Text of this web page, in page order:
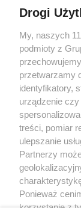
Żaden utwór
rozpowszechniany
tym także
eksploatacji w
bez pisemnej
wykorzystanie
bez właściwej
prawnie.
Drogi
My, naszych
podmioty z
przetwarzamy
identyfikatory,
urządzenie
treści, pomiar
ulepszanie
Partnerzy
Ponieważ